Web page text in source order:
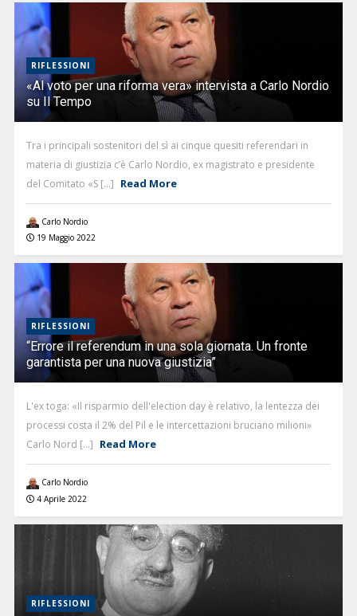
RIFLESSIONI
«Al voto per una riforma vera» intervista a Carlo Nordio
su Il Tempo
Tra i principali sostenitori del sì ai cinque quesiti referendari in
materia di giustizia c’è Carlo Nordio, ex magistrato e presidente
del Comitato «S [...] Read More
Carlo Nordio
19 Maggio 2022
RIFLESSIONI
“Errore il referendum in una sola giornata. Un fronte
garantista per una nuova giustizia”
L'ex toga: «Il risparmio dell'election day è relativo, la lentezza dei
processi costa il 2% del Pil e le intercettazioni bruciano milioni»
Carlo Nord [...] Read More
Carlo Nordio
4 Aprile 2022
RIFLESSIONI